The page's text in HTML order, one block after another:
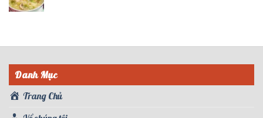
Danh Mục
Trang Chủ